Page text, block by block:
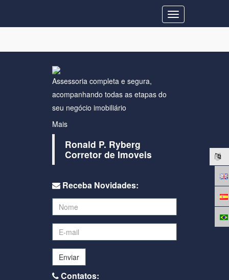
Navegaçåo
Assessoria completa e segura,
acompanhando todas as etapas do
seu negócio imobiliário
Mais
Ronald P. Ryberg
Corretor de Imoveis
Receba Novidades:
Enviar
Contatos: